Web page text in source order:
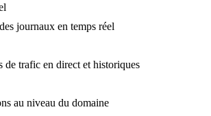
journaux en temps réel
de trafic en direct et historiques
au niveau du domaine